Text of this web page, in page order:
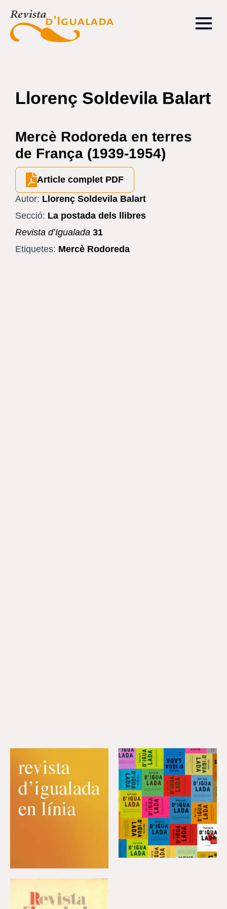
Llorenç Soldevila Balart
Mercè Rodoreda en terres
de França (1939-1954)
Article complet PDF
Autor: Llorenç Soldevila Balart
Secció: La postada dels llibres
Revista d’Igualada 31
Etiquetes: Mercè Rodoreda